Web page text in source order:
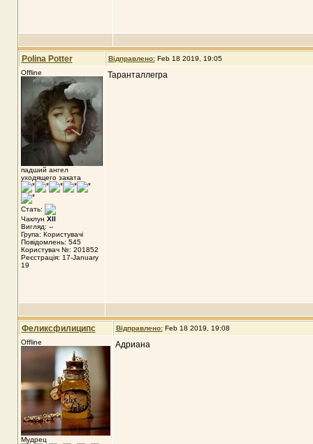
Polina Potter Відправлено: Feb 18 2019, 19:05
Offline
падший ангел
уходящего заката
Стать:
Чаклун XII
Вигляд: --
Група: Користувачі
Повідомлень: 545
Користувач №: 201852
Реєстрація: 17-January
19
Таранталлегра
Феликсфилиципс Відправлено: Feb 18 2019, 19:08
Offline
Мудрец
Адриана